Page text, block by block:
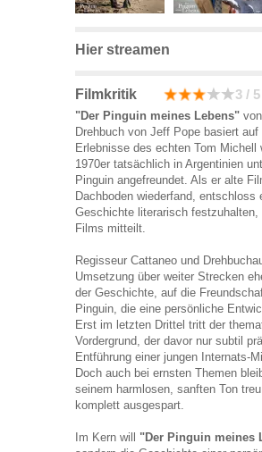
Hier streamen
Filmkritik 3 / 5
"Der Pinguin meines Lebens"
Drehbuch von Jeff Pope basiert
Erlebnisse des echten Tom
1970er tatsächlich in Argentinien
Pinguin angefreundet. Als er alte
Dachboden wiederfand,
Geschichte literarisch
Films mitteilt.
Regisseur Cattaneo und
Umsetzung über weiter Strecken
der Geschichte, auf die
Pinguin, die eine persönliche
Erst im letzten Drittel tritt der
Vordergrund, der davor nur subtil
Entführung einer jungen Internats-
Doch auch bei ernsten Themen
seinem harmlosen, sanften Ton
komplett ausgespart.
Im Kern will "Der Pinguin meines